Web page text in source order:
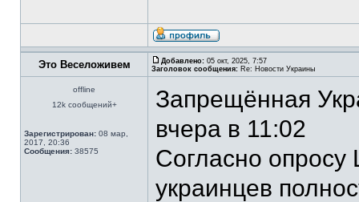
Это Веселоживем Добавлено: 05 окт, 2025, 7:57
Заголовок сообщения: Re: Новости Украины
offline
12k сообщений+
Зарегистрирован: 08 мар,
2017, 20:36
Сообщения: 38575
Запрещённая
вчера в 11:02
Согласно опросу
украинцев